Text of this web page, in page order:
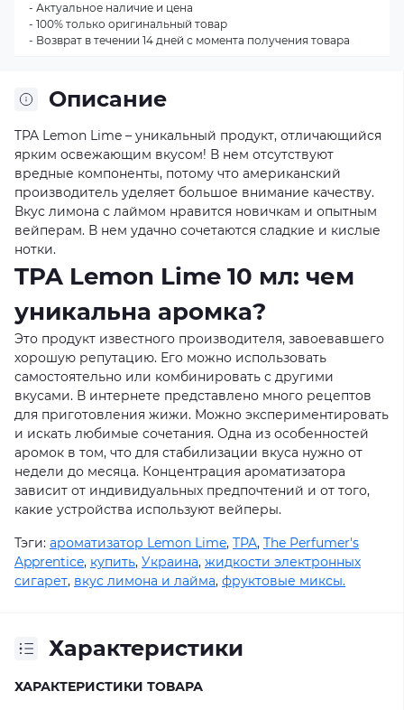
Описание
TPA Lemon Lime – уникальный продукт, отличающийся
ярким освежающим вкусом! В нем отсутствуют
вредные компоненты, потому что американский
производитель уделяет большое внимание качеству.
Вкус лимона с лаймом нравится новичкам и опытным
вейперам. В нем удачно сочетаются сладкие и кислые
нотки.
TPA Lemon Lime 10 мл: чем
уникальна аромка?
Это продукт известного производителя, завоевавшего
хорошую репутацию. Его можно использовать
самостоятельно или комбинировать с другими
вкусами. В интернете представлено много рецептов
для приготовления жижи. Можно экспериментировать
и искать любимые сочетания. Одна из особенностей
аромок в том, что для стабилизации вкуса нужно от
недели до месяца. Концентрация ароматизатора
зависит от индивидуальных предпочтений и от того,
какие устройства используют вейперы.
Тэги: ароматизатор Lemon Lime, TPA, The Perfumer's
Apprentice, купить, Украина, жидкости электронных
сигарет, вкус лимона и лайма, фруктовые миксы.
Характеристики
ХАРАКТЕРИСТИКИ ТОВАРА
- Актуальное наличие и цена
- 100% только оригинальный товар
- Возврат в течении 14 дней с момента получения товара